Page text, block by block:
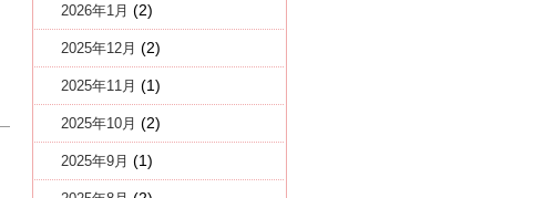
2026年1月 (2)
2025年12月 (2)
2025年11月 (1)
2025年10月 (2)
2025年9月 (1)